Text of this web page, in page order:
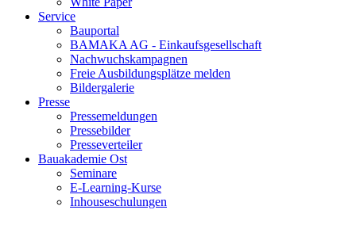
Service
Bauportal
BAMAKA AG - Einkaufsgesellschaft
Nachwuchskampagnen
Freie Ausbildungsplätze melden
Bildergalerie
Presse
Pressemeldungen
Pressebilder
Presseverteiler
Bauakademie Ost
Seminare
E-Learning-Kurse
Inhouseschulungen